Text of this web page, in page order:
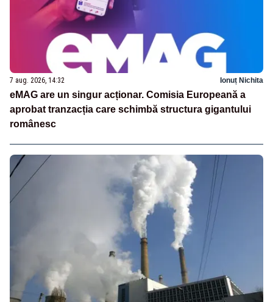
7 aug. 2026, 14:32 Ionuț Nichita
eMAG are un singur acționar. Comisia Europeană a
aprobat tranzacția care schimbă structura gigantului
românesc